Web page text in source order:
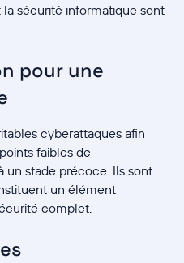
sécurité informatique sont
pour une
cyberattaques afin
faibles de
un stade précoce. Ils sont
un élément
complet.